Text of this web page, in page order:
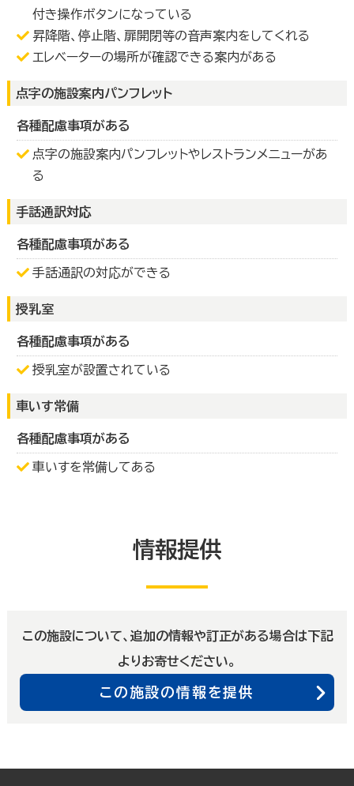
付き操作ボタンになっている
昇降階、停止階、扉開閉等の音声案内をしてくれる
エレベーターの場所が確認できる案内がある
点字の施設案内パンフレット
各種配慮事項がある
点字の施設案内パンフレットやレストランメニューがあ
る
手話通訳対応
各種配慮事項がある
手話通訳の対応ができる
授乳室
各種配慮事項がある
授乳室が設置されている
車いす常備
各種配慮事項がある
車いすを常備してある
情報提供
この施設について、追加の情報や訂正がある場合は下記
よりお寄せください。
この施設の情報を提供